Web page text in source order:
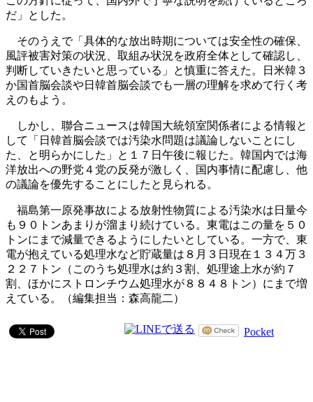
だ」とした。
そのうえで「具体的な放出時期については安全性の確保、
風評被害対策の状況、取組み状況を政府全体として確認し、
判断していきたいと思っている」と慎重に答えた。日米韓３
か国首脳会談や日韓首脳会談でも一層の理解を求めて行く考
えのもよう。
しかし、聯合ニュースは韓国大統領室関係者による情報と
して「日韓首脳会談では汚染水問題は議論しないことにし
た、と明らかにした」と１７日午後に報じた。韓国内では海
洋放出への野党４党の反発が激しく、国内事情に配慮し、他
の議論を優先することにしたと見られる。
福島第一原発事故による放射性物質による汚染水は日量今
も９０トンあまりが溜まり続けている。東電はこの量を５０
トンにまで減量できるようにしたいとしている。一方で、東
電が抱えている処理水など貯蔵量は８月３日現在１３４万３
２２７トン（このうち処理水は約３割、処理途上水が約７
割、ほかにストロンチウム処理水が８８４８トン）にまで増
えている。（編集担当：森高龍二）
Pocket